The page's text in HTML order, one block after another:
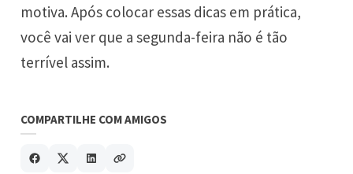
motiva. Após colocar essas dicas em prática,
você vai ver que a segunda-feira não é tão
terrível assim.
COMPARTILHE COM AMIGOS